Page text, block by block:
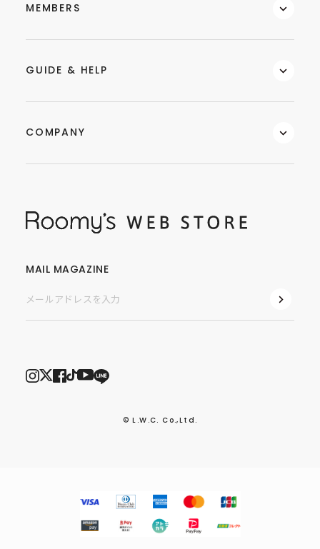
MEMBERS
GUIDE & HELP
COMPANY
MAIL MAGAZINE
© L.W.C. Co.,Ltd.